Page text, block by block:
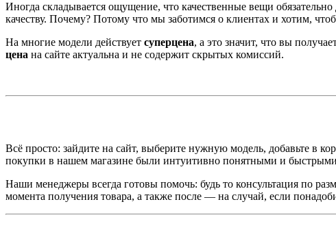
Иногда складывается ощущение, что качественные вещи
качеству. Почему? Потому что мы заботимся о клиентах и хотим,
На многие модели действует суперцена, а это значит, что вы
цена на сайте актуальна и не содержит скрытых комиссий.
Всё просто: зайдите на сайт, выберите нужную модель, добавьте в
покупки в нашем магазине были интуитивно понятными и
Наши менеджеры всегда готовы помочь: будь то консультация по
момента получения товара, а также после — на случай, если